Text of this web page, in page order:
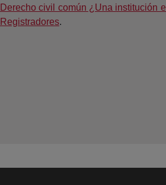
Derecho civil común ¿Una institución
Registradores.